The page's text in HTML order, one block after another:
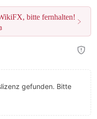
bitte fernhalten!
gefunden. Bitte